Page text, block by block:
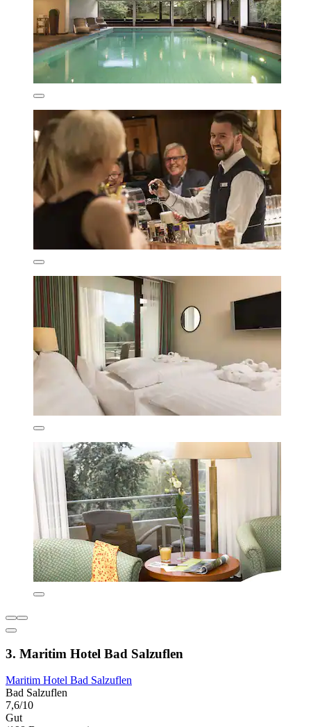
3. Maritim Hotel Bad Salzuflen
Maritim Hotel Bad Salzuflen
Bad Salzuflen
7,6/10
Gut